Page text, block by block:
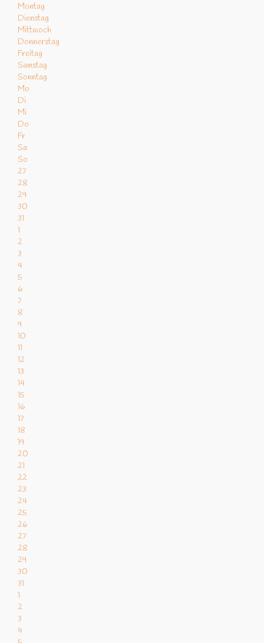
Montag
Dienstag
Mittwoch
Donnerstag
Freitag
Samstag
Sonntag
Mo
Di
Mi
Do
Fr
Sa
So
27
28
29
30
31
1
2
3
4
5
6
7
8
9
10
11
12
13
14
15
16
17
18
19
20
21
22
23
24
25
26
27
28
29
30
31
1
2
3
4